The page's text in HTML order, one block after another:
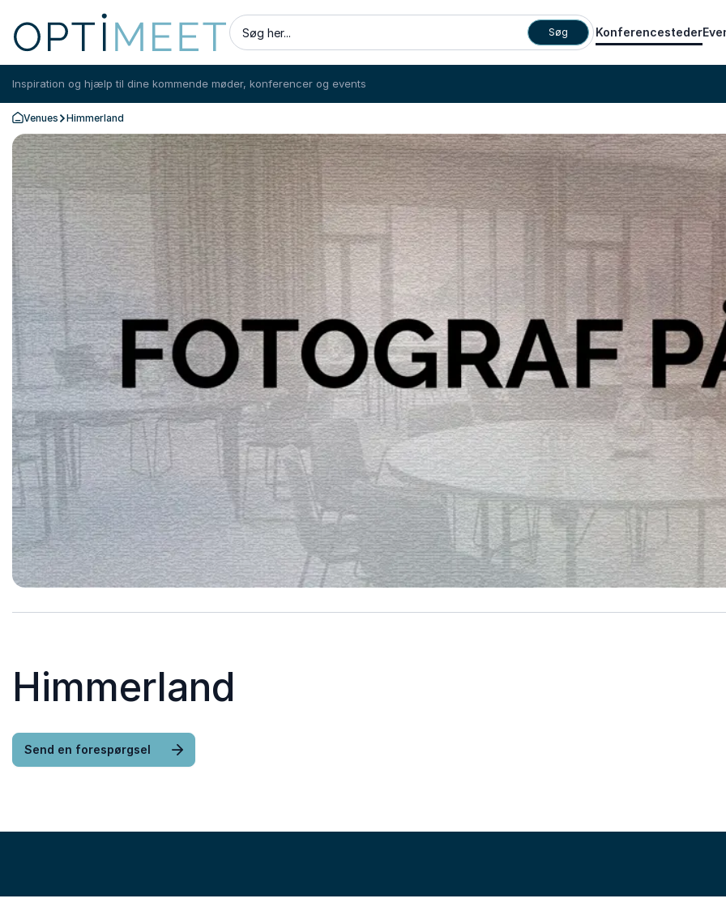
Søg her... Søg Konferencesteder
Inspiration og hjælp til dine kommende møder, konferencer og events
Tilbage til forsiden
Venues Himmerland
Himmerland
Send en forespørgsel